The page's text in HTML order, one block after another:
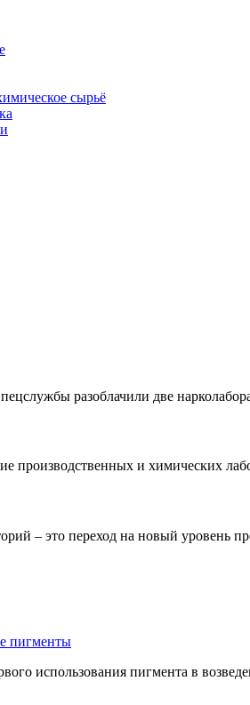
сырьё
разоблачили две
производственных и химических
– это переход на новый уровень
использования пигмента в